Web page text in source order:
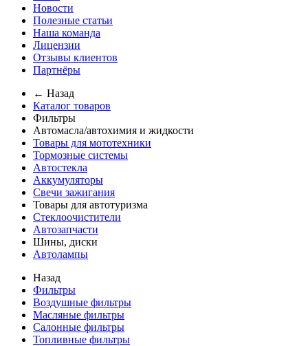
Новости
Полезные статьи
Наша команда
Лицензии
Отзывы клиентов
Партнёры
← Назад
Каталог товаров
Фильтры
Автомасла/автохимия и жидкости
Товары для мототехники
Тормозные системы
Автостекла
Аккумуляторы
Свечи зажигания
Товары для автотуризма
Стеклоочистители
Автозапчасти
Шины, диски
Автолампы
Назад
Фильтры
Воздушные фильтры
Масляные фильтры
Салонные фильтры
Топливные фильтры